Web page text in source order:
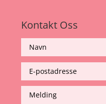
Kontakt Oss